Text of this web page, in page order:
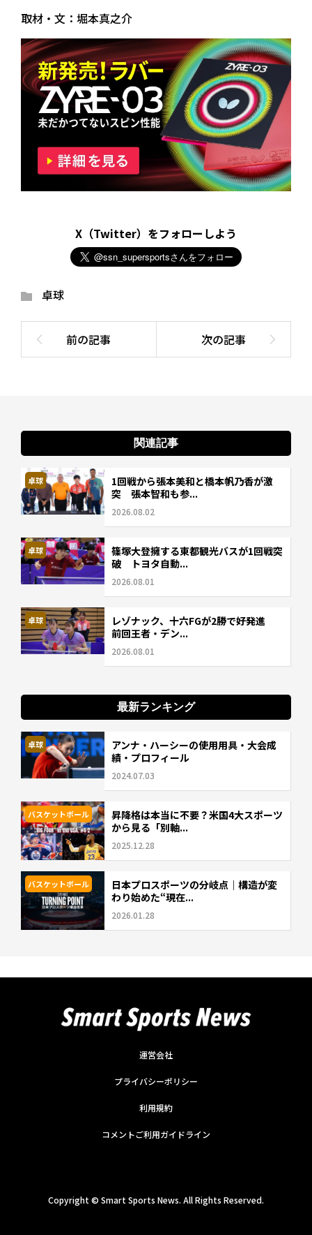
取材・文：堀本真之介
X（Twitter）をフォローしよう
卓球
関連記事
卓球
1回戦から張本美和と橋本帆乃香が激
突 張本智和も参...
2026.08.02
卓球
篠塚大登擁する東都観光バスが1回戦突
破 トヨタ自動...
2026.08.01
卓球
レゾナック、十六FGが2勝で好発進
前回王者・デン...
2026.08.01
最新ランキング
卓球
アンナ・ハーシーの使用用具・大会成
績・プロフィール
2024.07.03
バスケットボール
昇降格は本当に不要？米国4大スポーツ
から見る「別軸...
2025.12.28
バスケットボール
日本プロスポーツの分岐点｜構造が変
わり始めた“現在...
2026.01.28
運営会社
プライバシーポリシー
利用規約
コメントご利用ガイドライン
Copyright © Smart Sports News. All Rights Reserved.